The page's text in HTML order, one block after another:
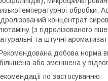
обробки,
концентрат
(з гідролізованого
та штучні
добова норма
або зменшена у
по застосуванню: